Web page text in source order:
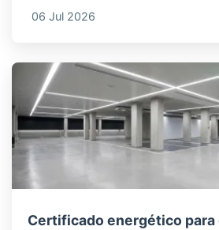
06 Jul 2026
Certificado energético para